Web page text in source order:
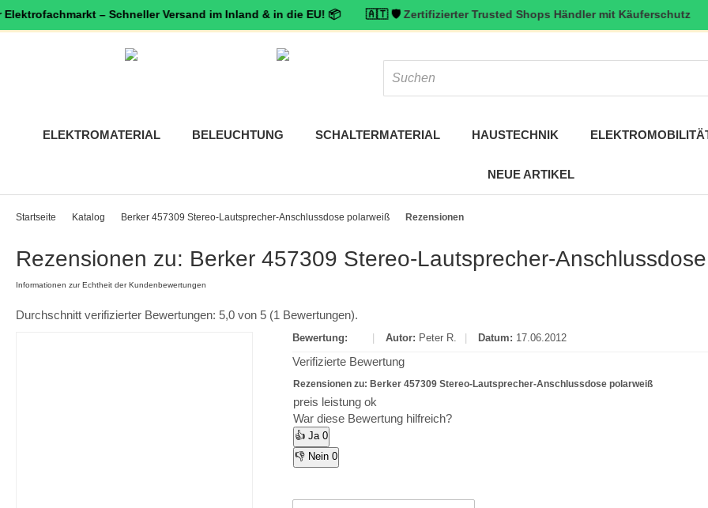
– Schneller Versand im Inland & in die EU! 📦 🇦🇹 🛡️ Zertifizierter Trusted Shops Händler mit Käuferschutz🇦🇹 ⭐ Top
ELEKTROMATERIAL BELEUCHTUNG SCHALTERMATERIAL HAUSTECHNIK
NEUE ARTIKEL
Startseite Katalog Berker 457309 Stereo-Lautsprecher-Anschlussdose polarweiß Rezensionen
Rezensionen zu: Berker 457309 Stereo-Lautsprecher-
Informationen zur Echtheit der Kundenbewertungen
Durchschnitt verifizierter Bewertungen: 5,0 von 5 (1 Bewertungen).
Bewertung: Autor: Peter R. Datum: 17.06.2012
Verifizierte Bewertung
Rezensionen zu: Berker 457309 Stereo-Lautsprecher-Anschlussdose polarweiß
preis leistung ok
War diese Bewertung hilfreich?
👍 Ja 0
👎 Nein 0